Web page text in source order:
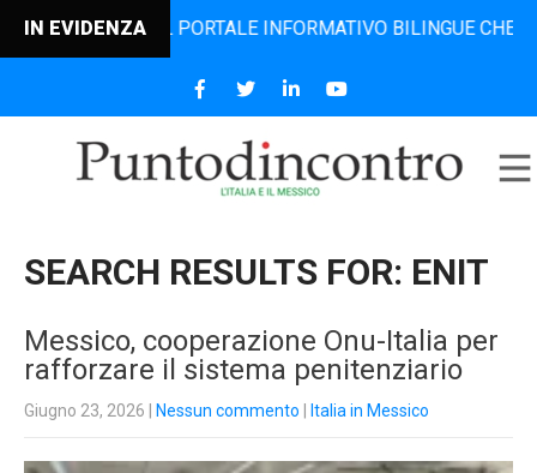
IN EVIDENZA
IL PORTALE INFORMATIVO BILINGUE CHE DAL 2006
SEARCH RESULTS FOR: ENIT
Messico, cooperazione Onu-Italia per
rafforzare il sistema penitenziario
Giugno 23, 2026 Nessun commento Italia in Messico